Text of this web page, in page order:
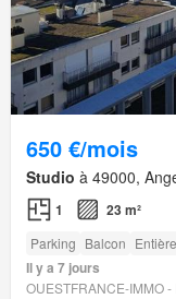
650 €/mois
Studio à 49000,
1 23 m²
Parking Balcon
Il y a 7 jours
OUESTFRANCE-IMMO